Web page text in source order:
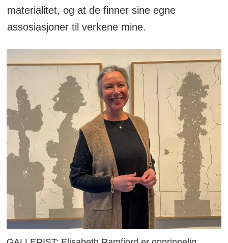
materialitet, og at de finner sine egne
assosiasjoner til verkene mine.